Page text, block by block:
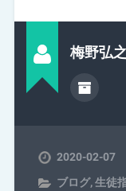
梅野弘之
2020-02-07
ブログ,生徒